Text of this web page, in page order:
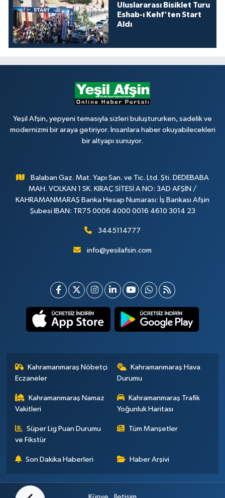
Uluslararası Bisiklet Turu
Eshab-ı Kehf’ten Start
Aldı
Yeşil Afşin, yepyeni temasıyla sizleri buluştururken, sadelik ve
modernizmi bir araya getiriyor. İnsanlara haber okuyabilecekleri
bir altyapı sunuyor.
Balaban Gaz. Mat. Yapı San. ve Tic. Ltd. Şti. DEDEBABA
MAH. VOLKAN 1 SK. KIRAÇ SİTESİ A NO: 3AD AFŞİN /
KAHRAMANMARAŞ Banka Hesap Numarası: İş Bankası Afşin
Şubesi IBAN: TR75 0006 4000 0016 4610 3014 23
3445114777
info@yesilafsin.com
Kahramanmaraş Nöbetçi
Eczaneler
Kahramanmaraş Hava
Durumu
Kahramanmaraş Namaz
Vakitleri
Kahramanmaraş Trafik
Yoğunluk Haritası
Süper Lig Puan Durumu
ve Fikstür
Tüm Manşetler
Son Dakika Haberleri Haber Arşivi